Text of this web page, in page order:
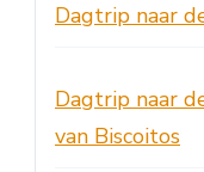
Dagtrip naar
Dagtrip naar
van Biscoitos